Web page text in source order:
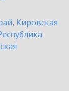
, Кировская